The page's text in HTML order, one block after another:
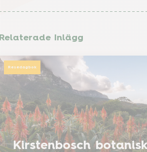
Relaterade Inlägg
Kirstenbosch
Resedagbok